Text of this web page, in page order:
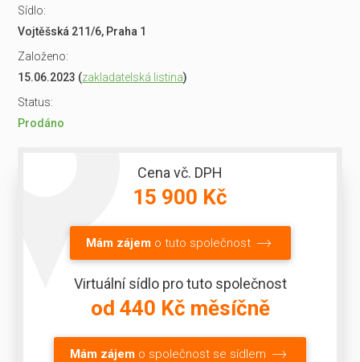
Sídlo:
Vojtěšská 211/6, Praha 1
Založeno:
15.06.2023 (zakladatelská listina)
Status:
Prodáno
Cena vč. DPH
15 900 Kč
Mám zájemo tuto společnost
Virtuální sídlo pro tuto společnost
od 440 Kč měsíčně
Mám zájem o společnost se sídlem